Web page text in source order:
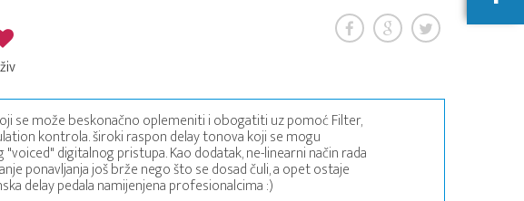
se može beskonačno oplemeniti i obogatiti uz pomoć Filter,
kontrola. široki raspon delay tonova koji se mogu
digitalnog pristupa. Kao dodatak, ne-linearni način rada
ponavljanja još brže nego što se dosad čuli, a opet ostaje
delay pedala namijenjena profesionalcima :)